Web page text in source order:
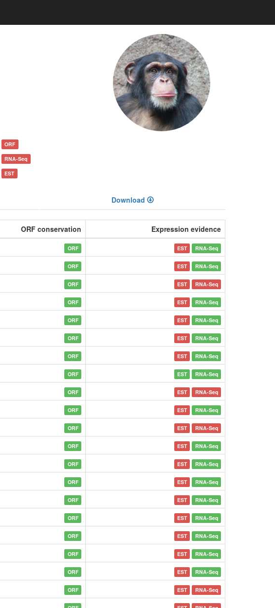
ORF
RNA-Seq
EST
Download
ORF conservation
Expression evidence
ORF EST RNA-Seq
ORF EST RNA-Seq
ORF EST RNA-Seq
ORF EST RNA-Seq
ORF EST RNA-Seq
ORF EST RNA-Seq
ORF EST RNA-Seq
ORF EST RNA-Seq
ORF EST RNA-Seq
ORF EST RNA-Seq
ORF EST RNA-Seq
ORF EST RNA-Seq
ORF EST RNA-Seq
ORF EST RNA-Seq
ORF EST RNA-Seq
ORF EST RNA-Seq
ORF EST RNA-Seq
ORF EST RNA-Seq
ORF EST RNA-Seq
ORF EST RNA-Seq